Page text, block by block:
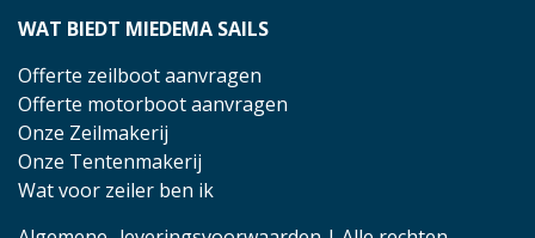
WAT BIEDT MIEDEMA SAILS
Offerte zeilboot aanvragen
Offerte motorboot aanvragen
Onze Zeilmakerij
Onze Tentenmakerij
Wat voor zeiler ben ik